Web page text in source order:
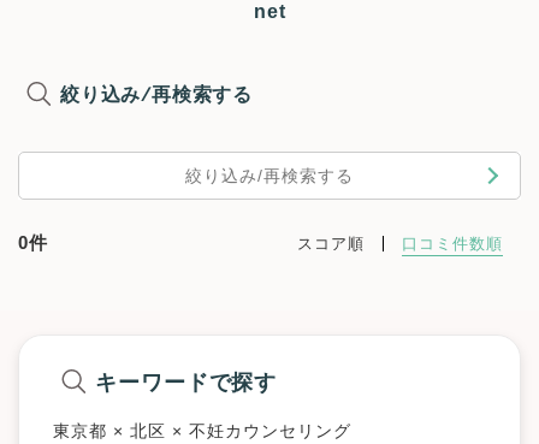
net
絞り込み/再検索する
絞り込み/再検索する
0件 スコア順 口コミ件数順
キーワードで探す
東京都 × 北区 × 不妊カウンセリング